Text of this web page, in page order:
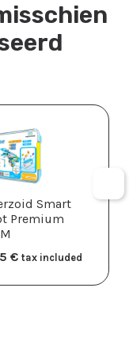
Smart
Premium
​€ tax included